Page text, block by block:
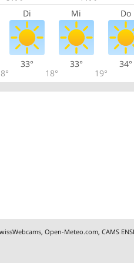
Di Mi Do
33°
18°
33°
19°
34°
,Open-Meteo.com,CAMS